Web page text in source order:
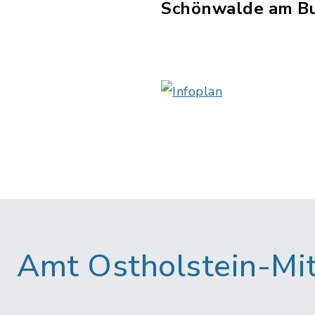
Schönwalde am
Amt Ostholstein-